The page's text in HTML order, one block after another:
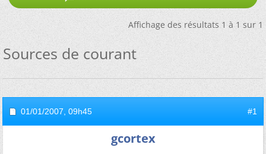
Affichage des résultats 1 à 1 sur 1
Sources de courant
01/01/2007, 09h45 #1
gcortex